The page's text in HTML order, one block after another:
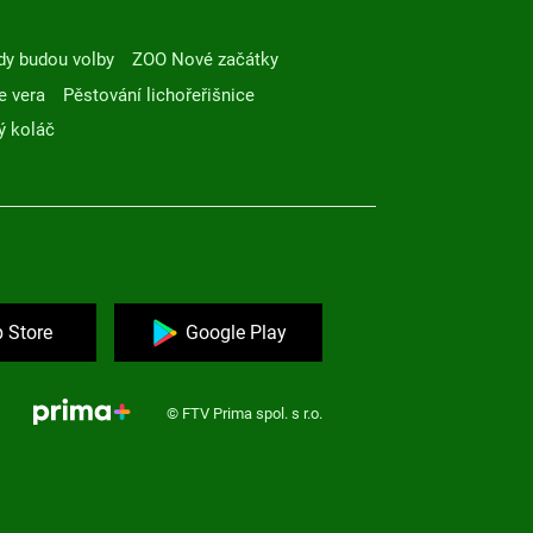
budou volby
ZOO Nové začátky
vera
Pěstování lichořeřišnice
koláč
Store Google Play
© FTV Prima spol. s r.o.